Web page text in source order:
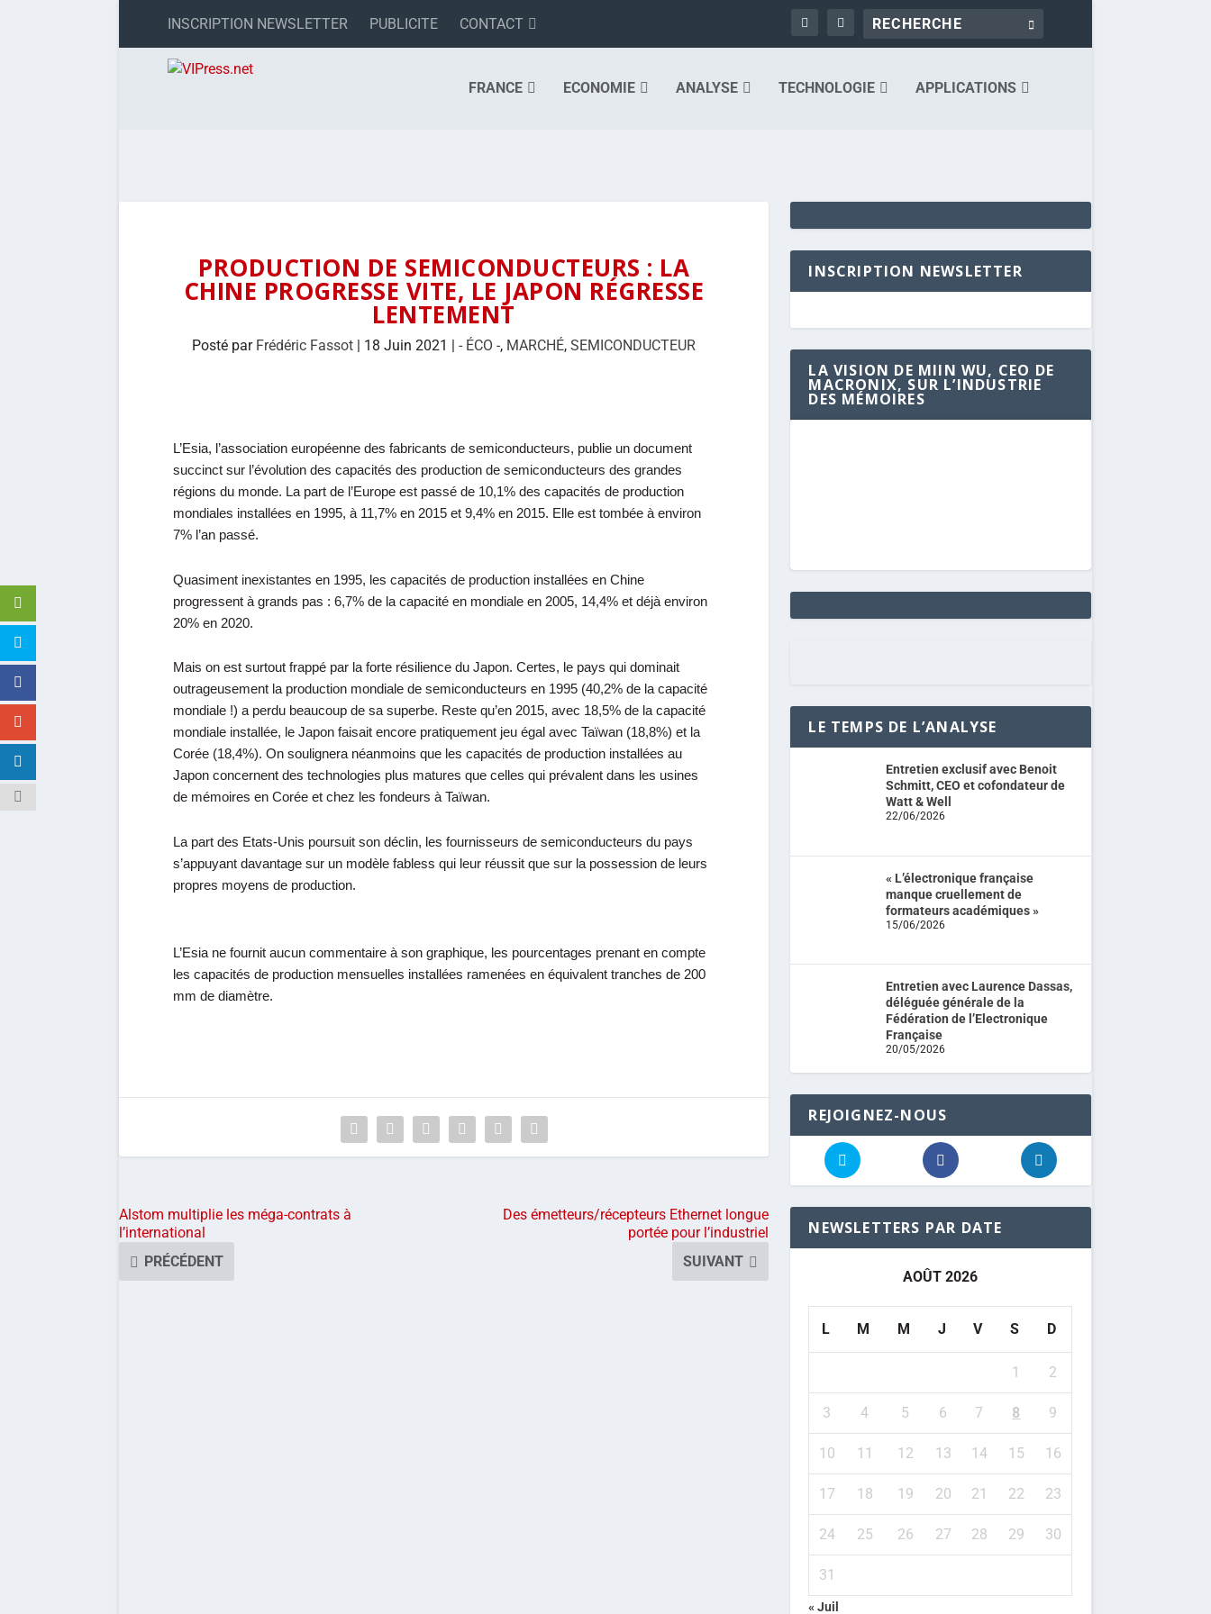
INSCRIPTION NEWSLETTER PUBLICITE CONTACT
FRANCE ECONOMIE ANALYSE TECHNOLOGIE APPLICATIONS
PRODUCTION DE SEMICONDUCTEURS : LA
CHINE PROGRESSE VITE, LE JAPON RÉGRESSE
LENTEMENT
Posté par Frédéric Fassot | 18 Juin 2021 |- ÉCO -, MARCHÉ,SEMICONDUCTEUR
L’Esia, l’association européenne des fabricants de semiconducteurs, publie un document
succinct sur l’évolution des capacités des production de semiconducteurs des grandes
régions du monde. La part de l’Europe est passé de 10,1% des capacités de production
mondiales installées en 1995, à 11,7% en 2015 et 9,4% en 2015. Elle est tombée à environ
7% l’an passé.
Quasiment inexistantes en 1995, les capacités de production installées en Chine
progressent à grands pas : 6,7% de la capacité en mondiale en 2005, 14,4% et déjà environ
20% en 2020.
Mais on est surtout frappé par la forte résilience du Japon. Certes, le pays qui dominait
outrageusement la production mondiale de semiconducteurs en 1995 (40,2% de la capacité
mondiale !) a perdu beaucoup de sa superbe. Reste qu’en 2015, avec 18,5% de la capacité
mondiale installée, le Japon faisait encore pratiquement jeu égal avec Taïwan (18,8%) et la
Corée (18,4%). On soulignera néanmoins que les capacités de production installées au
Japon concernent des technologies plus matures que celles qui prévalent dans les usines
de mémoires en Corée et chez les fondeurs à Taïwan.
La part des Etats-Unis poursuit son déclin, les fournisseurs de semiconducteurs du pays
s’appuyant davantage sur un modèle fabless qui leur réussit que sur la possession de leurs
propres moyens de production.
L’Esia ne fournit aucun commentaire à son graphique, les pourcentages prenant en compte
les capacités de production mensuelles installées ramenées en équivalent tranches de 200
mm de diamètre.
Alstom multiplie les méga-contrats à
l’international
PRÉCÉDENT
Des émetteurs/récepteurs Ethernet longue
portée pour l’industriel
SUIVANT
INSCRIPTION NEWSLETTER
LA VISION DE MIIN WU, CEO DE
MACRONIX, SUR L’INDUSTRIE
DES MÉMOIRES
LE TEMPS DE L’ANALYSE
Entretien exclusif avec Benoit
Schmitt, CEO et cofondateur de
Watt & Well
22/06/2026
« L’électronique française
manque cruellement de
formateurs académiques »
15/06/2026
Entretien avec Laurence Dassas,
déléguée générale de la
Fédération de l’Electronique
Française
20/05/2026
REJOIGNEZ-NOUS
NEWSLETTERS PAR DATE
AOÛT 2026
L M M J V S D
1 2
3 4 5 6 7 8 9
10 11 12 13 14 15 16
17 18 19 20 21 22 23
24 25 26 27 28 29 30
31
« Juil